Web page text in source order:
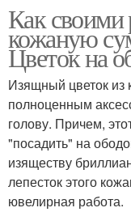
Как своими
кожаную
Цветок на
Изящный цветок из
полноценным
голову. Причем,
"посадить" на
изяществу
лепесток этого
ювелирная работа.